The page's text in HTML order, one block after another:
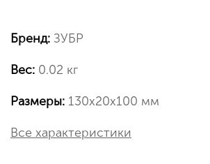
Бренд: ЗУБР
Вес: 0.02 кг
Размеры: 130х20х100 мм
Все характеристики